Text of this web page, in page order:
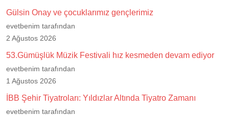
Gülsin Onay ve çocuklarımız gençlerimiz
evetbenim tarafından
2 Ağustos 2026
53.Gümüşlük Müzik Festivali hız kesmeden devam ediyor
evetbenim tarafından
1 Ağustos 2026
İBB Şehir Tiyatroları: Yıldızlar Altında Tiyatro Zamanı
evetbenim tarafından